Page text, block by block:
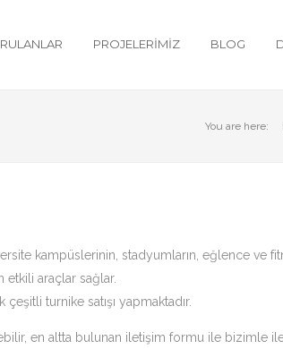
PROJELERIMIZ BLOG
You are here:
kampüslerinin, stadyumların, eğlence ve
etkili araçlar sağlar.
turnike satışı yapmaktadır.
en altta bulunan iletişim formu ile bizimle